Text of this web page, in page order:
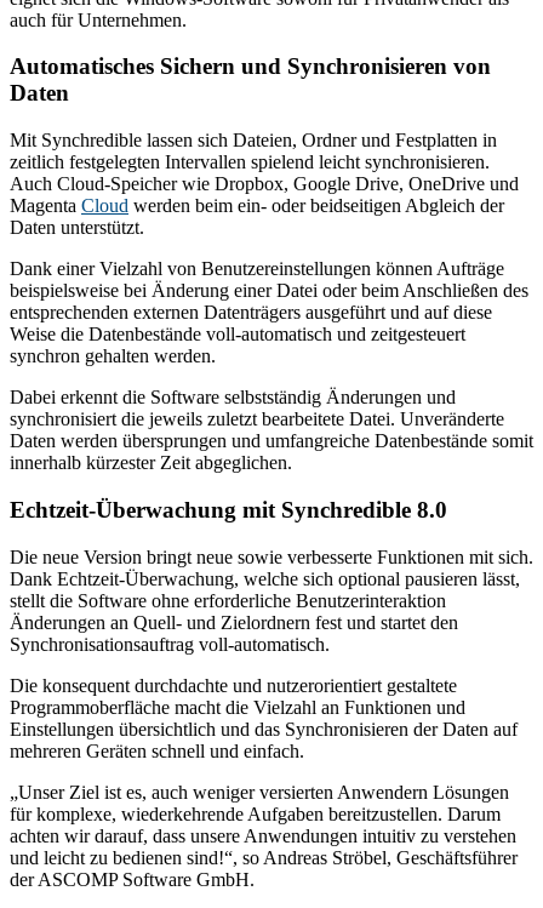
auch für Unternehmen.
Automatisches Sichern und Synchronisieren von
Daten
Mit Synchredible lassen sich Dateien, Ordner und Festplatten in
zeitlich festgelegten Intervallen spielend leicht synchronisieren.
Auch Cloud-Speicher wie Dropbox, Google Drive, OneDrive und
Magenta Cloud werden beim ein- oder beidseitigen Abgleich der
Daten unterstützt.
Dank einer Vielzahl von Benutzereinstellungen können Aufträge
beispielsweise bei Änderung einer Datei oder beim Anschließen des
entsprechenden externen Datenträgers ausgeführt und auf diese
Weise die Datenbestände voll-automatisch und zeitgesteuert
synchron gehalten werden.
Dabei erkennt die Software selbstständig Änderungen und
synchronisiert die jeweils zuletzt bearbeitete Datei. Unveränderte
Daten werden übersprungen und umfangreiche Datenbestände somit
innerhalb kürzester Zeit abgeglichen.
Echtzeit-Überwachung mit Synchredible 8.0
Die neue Version bringt neue sowie verbesserte Funktionen mit sich.
Dank Echtzeit-Überwachung, welche sich optional pausieren lässt,
stellt die Software ohne erforderliche Benutzerinteraktion
Änderungen an Quell- und Zielordnern fest und startet den
Synchronisationsauftrag voll-automatisch.
Die konsequent durchdachte und nutzerorientiert gestaltete
Programmoberfläche macht die Vielzahl an Funktionen und
Einstellungen übersichtlich und das Synchronisieren der Daten auf
mehreren Geräten schnell und einfach.
„Unser Ziel ist es, auch weniger versierten Anwendern Lösungen
für komplexe, wiederkehrende Aufgaben bereitzustellen. Darum
achten wir darauf, dass unsere Anwendungen intuitiv zu verstehen
und leicht zu bedienen sind!“, so Andreas Ströbel, Geschäftsführer
der ASCOMP Software GmbH.